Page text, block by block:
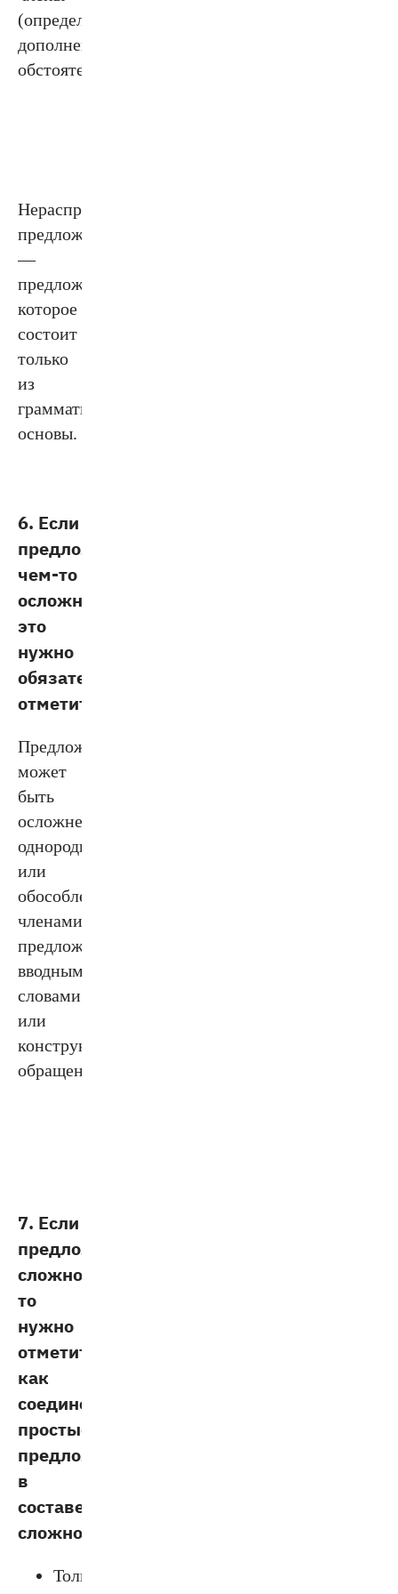
(определение,
дополнение,
обстоятельство).
Нераспространённое
предложение
—
предложение,
которое
состоит
только
из
грамматической
основы.
6. Если
предложение
чем-то
осложнено,
это
нужно
обязательно
отметить.
Предложение
может
быть
осложнено
однородными
или
обособленными
членами
предложения,
вводными
словами
или
конструкциями,
обращениями.
7. Если
предложение
сложное,
то
нужно
отметить,
как
соединены
простые
предложения
в
составе
сложного.
Только